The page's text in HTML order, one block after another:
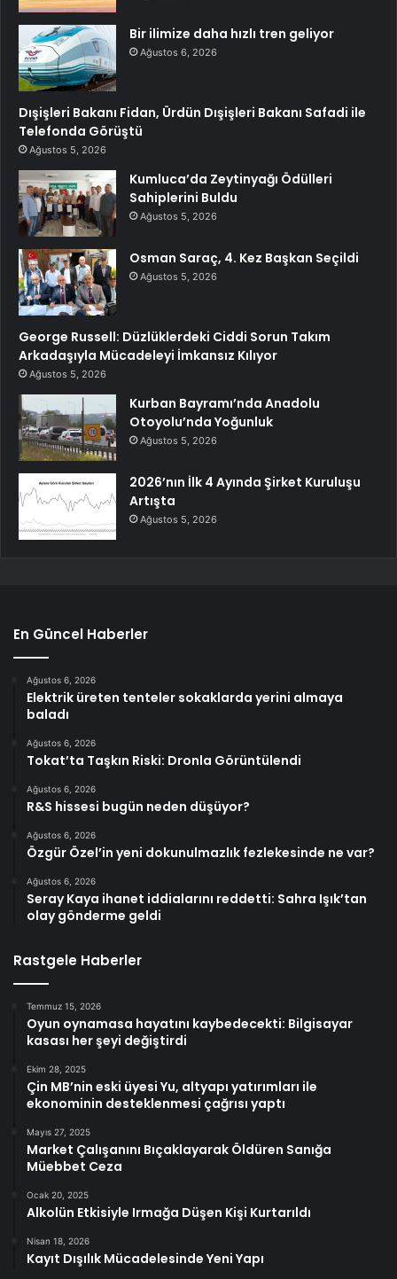
Bir ilimize daha hızlı tren geliyor
Ağustos 6, 2026
Dışişleri Bakanı Fidan, Ürdün Dışişleri Bakanı Safadi ile
Telefonda Görüştü
Ağustos 5, 2026
Kumluca’da Zeytinyağı Ödülleri
Sahiplerini Buldu
Ağustos 5, 2026
Osman Saraç, 4. Kez Başkan Seçildi
Ağustos 5, 2026
George Russell: Düzlüklerdeki Ciddi Sorun Takım
Arkadaşıyla Mücadeleyi İmkansız Kılıyor
Ağustos 5, 2026
Kurban Bayramı’nda Anadolu
Otoyolu’nda Yoğunluk
Ağustos 5, 2026
2026’nın İlk 4 Ayında Şirket Kuruluşu
Artışta
Ağustos 5, 2026
En Güncel Haberler
Ağustos 6, 2026
Elektrik üreten tenteler sokaklarda yerini almaya
baladı
Ağustos 6, 2026
Tokat’ta Taşkın Riski: Dronla Görüntülendi
Ağustos 6, 2026
R&S hissesi bugün neden düşüyor?
Ağustos 6, 2026
Özgür Özel’in yeni dokunulmazlık fezlekesinde ne var?
Ağustos 6, 2026
Seray Kaya ihanet iddialarını reddetti: Sahra Işık’tan
olay gönderme geldi
Rastgele Haberler
Temmuz 15, 2026
Oyun oynamasa hayatını kaybedecekti: Bilgisayar
kasası her şeyi değiştirdi
Ekim 28, 2025
Çin MB’nin eski üyesi Yu, altyapı yatırımları ile
ekonominin desteklenmesi çağrısı yaptı
Mayıs 27, 2025
Market Çalışanını Bıçaklayarak Öldüren Sanığa
Müebbet Ceza
Ocak 20, 2025
Alkolün Etkisiyle Irmağa Düşen Kişi Kurtarıldı
Nisan 18, 2026
Kayıt Dışılık Mücadelesinde Yeni Yapı